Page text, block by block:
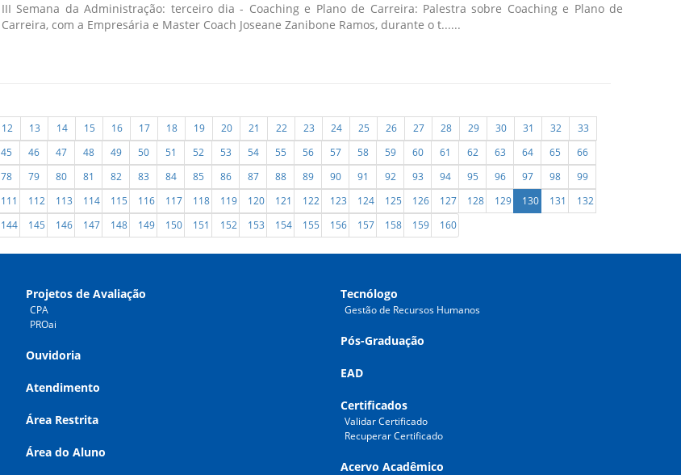
III Semana da Administração: terceiro dia - Coaching e Plano de Carreira: Palestra sobre Coaching e Plano de
Carreira, com a Empresária e Master Coach Joseane Zanibone Ramos, durante o t......
12 13 14 15 16 17 18 19 20 21 22 23 24 25 26 27 28 29 30 31 32
33
45 46 47 48 49 50 51 52 53 54 55 56 57 58 59 60 61 62 63 64 65
66
78 79 80 81 82 83 84 85 86 87 88 89 90 91 92 93 94 95 96 97 98
99
111 112 113 114 115 116 117 118 119 120 121 122 123 124 125 126 127 128 129 130 131
132
144 145 146 147 148 149 150 151 152 153 154 155 156 157 158 159 160
Projetos de Avaliação
CPA
PROai
Ouvidoria
Atendimento
Área Restrita
Área do Aluno
Tecnólogo
Gestão de Recursos Humanos
Pós-Graduação
EAD
Certificados
Validar Certificado
Recuperar Certificado
Acervo Acadêmico